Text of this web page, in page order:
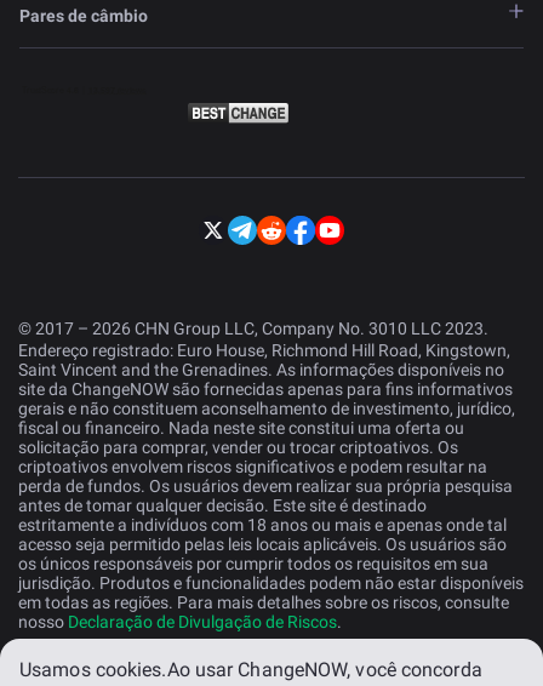
Pares de câmbio
© 2017 – 2026 CHN Group LLC, Company No. 3010 LLC 2023.
Endereço registrado: Euro House, Richmond Hill Road, Kingstown,
Saint Vincent and the Grenadines. As informações disponíveis no
site da ChangeNOW são fornecidas apenas para fins informativos
gerais e não constituem aconselhamento de investimento, jurídico,
fiscal ou financeiro. Nada neste site constitui uma oferta ou
solicitação para comprar, vender ou trocar criptoativos. Os
criptoativos envolvem riscos significativos e podem resultar na
perda de fundos. Os usuários devem realizar sua própria pesquisa
antes de tomar qualquer decisão. Este site é destinado
estritamente a indivíduos com 18 anos ou mais e apenas onde tal
acesso seja permitido pelas leis locais aplicáveis. Os usuários são
os únicos responsáveis por cumprir todos os requisitos em sua
jurisdição. Produtos e funcionalidades podem não estar disponíveis
em todas as regiões. Para mais detalhes sobre os riscos, consulte
nosso Declaração de Divulgação de Riscos.
Portugues
Usamos cookies.Ao usar ChangeNOW, você concorda